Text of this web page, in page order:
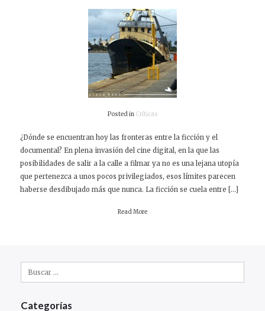
Posted in Críticas
¿Dónde se encuentran hoy las fronteras entre la ficción y el
documental? En plena invasión del cine digital, en la que las
posibilidades de salir a la calle a filmar ya no es una lejana utopía
que pertenezca a unos pocos privilegiados, esos límites parecen
haberse desdibujado más que nunca. La ficción se cuela entre […]
Read More
Buscar:
Categorías